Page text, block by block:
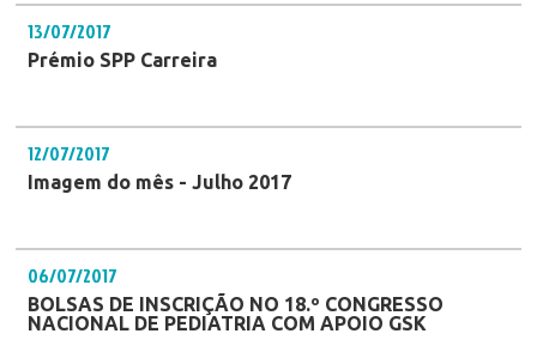
13/07/2017
Prémio SPP Carreira
12/07/2017
Imagem do mês - Julho 2017
06/07/2017
BOLSAS DE INSCRIÇÃO NO 18.º CONGRESSO
NACIONAL DE PEDIATRIA COM APOIO GSK